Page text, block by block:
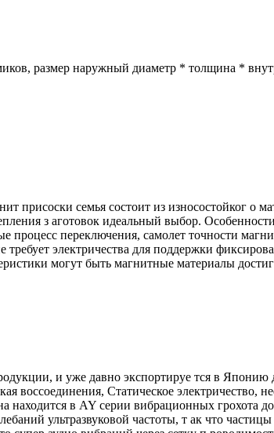
размер наружный диаметр * толщина *
присоски семья состоит из износостойког о
з аготовок идеальный выбор.
переключения, самолет точности
электричества для поддержки
могут быть магнитные материалы
и уже давно экспортируе тся в
воссоединения, Статическое
в AY серии вибрационных грохота
ультразвуковой частоты, т ак что